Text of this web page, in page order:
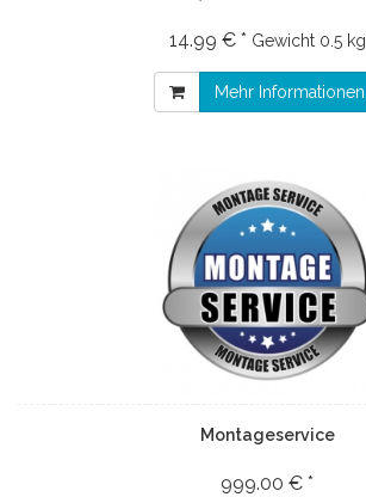
14.99 € * Gewicht 0.5 kg
Mehr Informationen
Montageservice
999.00 € *